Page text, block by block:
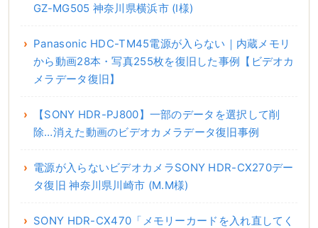
GZ-MG505 神奈川県横浜市 (I様)
Panasonic HDC-TM45電源が入らない｜内蔵メモリ
から動画28本・写真255枚を復旧した事例【ビデオカ
メラデータ復旧】
【SONY HDR-PJ800】一部のデータを選択して削
除…消えた動画のビデオカメラデータ復旧事例
電源が入らないビデオカメラSONY HDR-CX270デー
タ復旧 神奈川県川崎市 (M.M様)
SONY HDR-CX470「メモリーカードを入れ直してく